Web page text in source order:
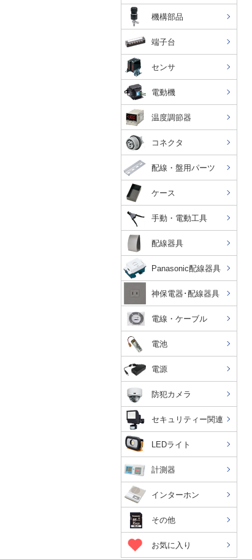
機構部品
端子台
センサ
電動機
温度調節器
コネクタ
配線・盤用パーツ
ケース
手動・電動工具
配線器具
Panasonic配線器具
神保電器･配線器具
電線・ケーブル
電池
電源
防犯カメラ
セキュリティー関連
LEDライト
計測器
インターホン
その他
お気に入り